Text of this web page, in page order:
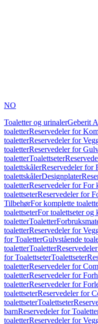
NO
Toaletter og urinalerGeberit
toaletterReservedeler for
toaletterReservedeler for
toaletterReservedeler for
toaletterToalettseter
toalettskålerReservedeler for
toalettskålerDesignplater
toaletterReservedeler for For
toalettseterReservedeler for
TilbehørFor komplette
toalettseterFor toalettseter og
toaletterToaletter
toaletterReservedeler for
for ToaletterGulvstående
toaletterToaletter
for ToalettseterToalettseter
toaletterReservedeler for
toaletterReservedeler for
toaletterReservedeler for
toalettseterReservedeler for
toalettseterToalettseter
barnReservedeler for
toaletterReservedeler for